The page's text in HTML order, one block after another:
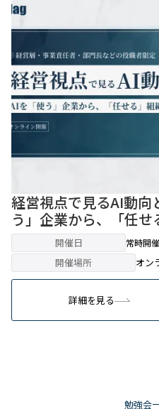
経営視点で見るAI動
う」企業から、「任
開催日 常時開
開催場所 オン
詳細を見る
勉強会